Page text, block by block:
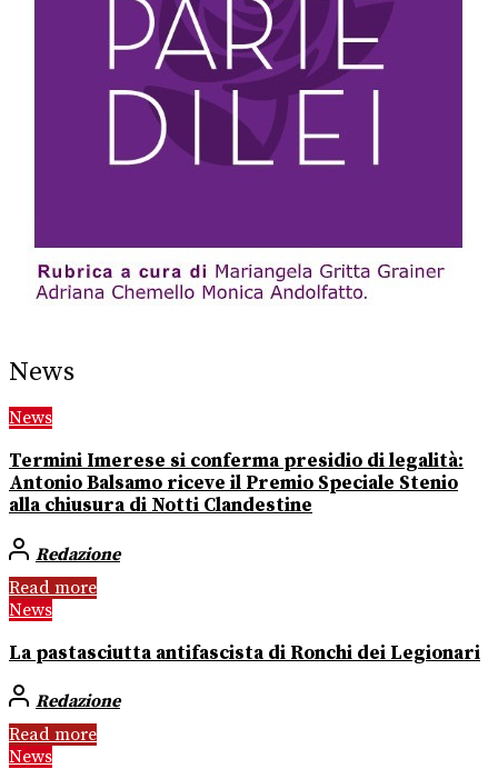
News
News
Termini Imerese si conferma presidio di legalità:
Antonio Balsamo riceve il Premio Speciale Stenio
alla chiusura di Notti Clandestine
Redazione
Read more
News
La pastasciutta antifascista di Ronchi dei Legionari
Redazione
Read more
News